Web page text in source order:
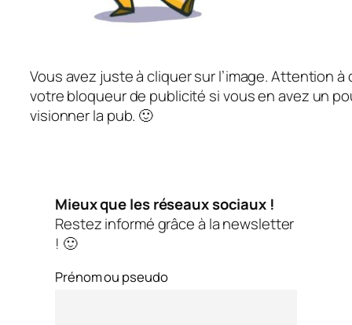
Vous avez juste à cliquer sur l’image. Attention
votre bloqueur de publicité si vous en avez un
visionner la pub. 🙂
Mieux que les réseaux sociaux !
Restez informé grâce à la newsletter
! 🙂
Prénom ou pseudo